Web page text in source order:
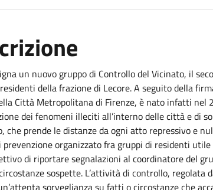
un nuovo gruppo di Controllo del Vicinato, il
della frazione di Lecore. A seguito della
Città Metropolitana di Firenze, è nato infatti
dei fenomeni illeciti all’interno delle città e di
che prende le distanze da ogni atto repressivo e
prevenzione organizzato fra gruppi di residenti
di riportare segnalazioni al coordinatore del
sospette. L’attività di controllo,
sorveglianza su fatti o circostanze che